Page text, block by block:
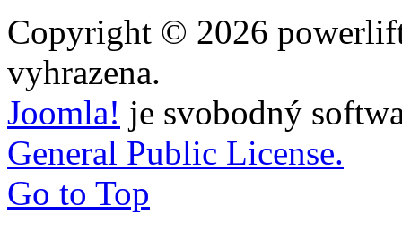
Copyright © 2026
vyhrazena.
Joomla! je svobodný
General Public License.
Go to Top